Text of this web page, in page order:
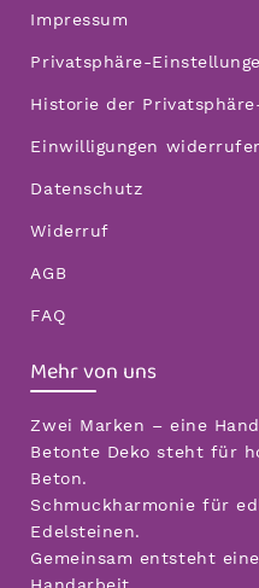
Impressum
Privatsphäre-
Historie der
Einwilligungen
Datenschutz
Widerruf
AGB
FAQ
Mehr von uns
Zwei Marken – eine
Betonte Deko steht für
Beton.
Schmuckharmonie für
Edelsteinen.
Gemeinsam entsteht
Handarbeit.